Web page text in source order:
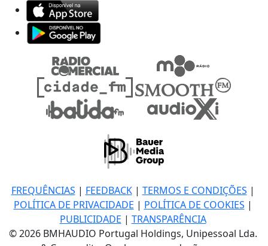
FREQUÊNCIAS | FEEDBACK| TERMOS E CONDIÇÕES |
POLÍTICA DE PRIVACIDADE | POLÍTICA DE COOKIES |
PUBLICIDADE | TRANSPARÊNCIA
© 2026 BMHAUDIO Portugal Holdings, Unipessoal Lda.